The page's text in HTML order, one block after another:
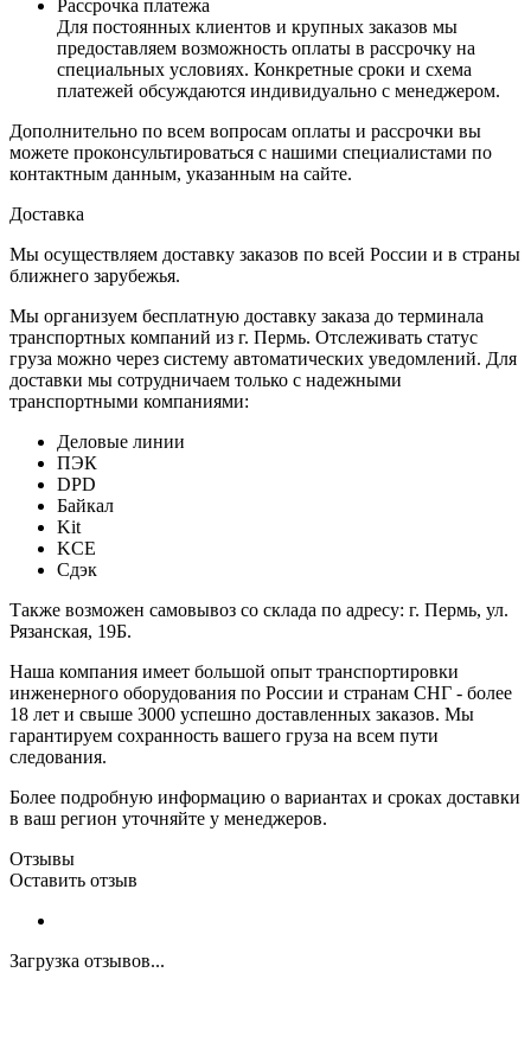
Рассрочка платежа
Для постоянных клиентов и крупных заказов мы
предоставляем возможность оплаты в рассрочку на
специальных условиях. Конкретные сроки и схема
платежей обсуждаются индивидуально с менеджером.
Дополнительно по всем вопросам оплаты и рассрочки вы
можете проконсультироваться с нашими специалистами по
контактным данным, указанным на сайте.
Доставка
Мы осуществляем доставку заказов по всей России и в страны
ближнего зарубежья.
Мы организуем бесплатную доставку заказа до терминала
транспортных компаний из г. Пермь. Отслеживать статус
груза можно через систему автоматических уведомлений. Для
доставки мы сотрудничаем только с надежными
транспортными компаниями:
Деловые линии
ПЭК
DPD
Байкал
Kit
KCE
Сдэк
Также возможен самовывоз со склада по адресу: г. Пермь, ул.
Рязанская, 19Б.
Наша компания имеет большой опыт транспортировки
инженерного оборудования по России и странам СНГ - более
18 лет и свыше 3000 успешно доставленных заказов. Мы
гарантируем сохранность вашего груза на всем пути
следования.
Более подробную информацию о вариантах и сроках доставки
в ваш регион уточняйте у менеджеров.
Отзывы
Оставить отзыв
Загрузка отзывов...